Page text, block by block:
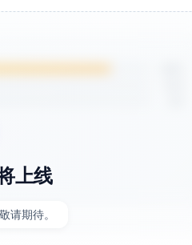
）
上线
请期待。